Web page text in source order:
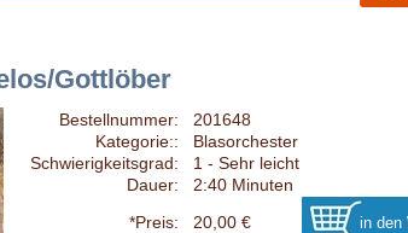
Gottlöber
Bestellnummer:
201648
Kategorie::
Blasorchester
Schwierigkeitsgrad:
1 - Sehr leicht
Dauer:
2:40 Minuten
*Preis:
20,00 €